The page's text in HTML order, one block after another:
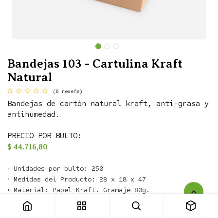
Bandejas 103 - Cartulina Kraft
Natural
(0 reseña)
Bandejas de cartón natural kraft, anti-grasa y
antihumedad.
PRECIO POR BULTO:
$ 44.716,80
◦ Unidades por bulto: 250
◦ Medidas del Producto: 28 x 18 x 47
PRESENTACIÓN